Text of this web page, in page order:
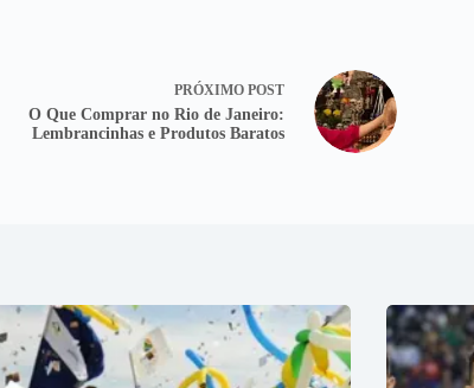
PRÓXIMO POST
O Que Comprar no Rio de Janeiro:
Lembrancinhas e Produtos Baratos